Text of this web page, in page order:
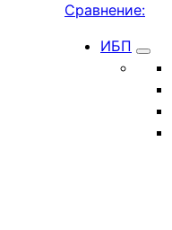
Сравнение:
ИБП